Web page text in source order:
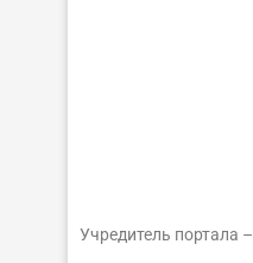
Учредитель портала –